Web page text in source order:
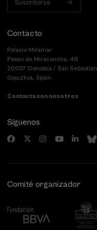
Suscribirse
Contacto
Palacio Miramar
Paseo de Miraconcha, 48
20007 Donostia / San Sebastián
Gipuzkoa, Spain
Contacta con nosotros
Síguenos
Comité organizador